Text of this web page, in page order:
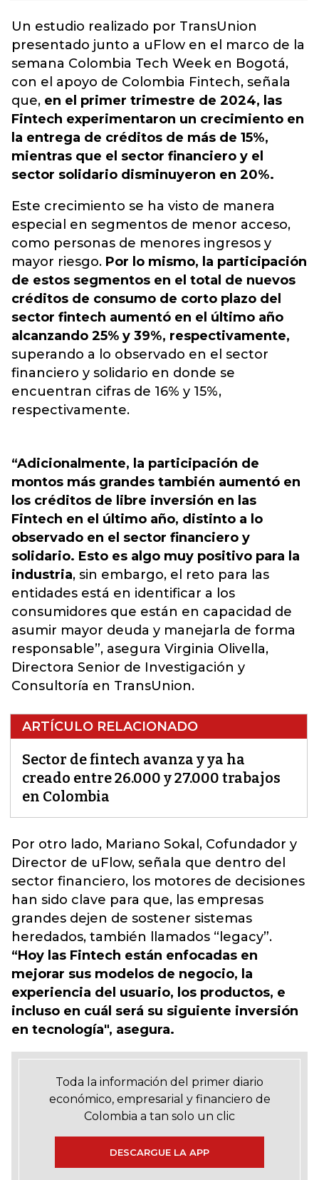
Un estudio realizado por TransUnion
presentado junto a uFlow en el marco de la
semana Colombia Tech Week en Bogotá,
con el apoyo de Colombia Fintech, señala
que, en el primer trimestre de 2024, las
Fintech experimentaron un crecimiento en
la entrega de créditos de más de 15%,
mientras que el sector financiero y el
sector solidario disminuyeron en 20%.
Este crecimiento se ha visto de manera
especial en segmentos de menor acceso,
como personas de menores ingresos y
mayor riesgo. Por lo mismo, la participación
de estos segmentos en el total de nuevos
créditos de consumo de corto plazo del
sector fintech aumentó en el último año
alcanzando 25% y 39%, respectivamente,
superando a lo observado en el sector
financiero y solidario en donde se
encuentran cifras de 16% y 15%,
respectivamente.
“Adicionalmente, la participación de
montos más grandes también aumentó en
los créditos de libre inversión en las
Fintech en el último año, distinto a lo
observado en el sector financiero y
solidario. Esto es algo muy positivo para la
industria, sin embargo, el reto para las
entidades está en identificar a los
consumidores que están en capacidad de
asumir mayor deuda y manejarla de forma
responsable”, asegura Virginia Olivella,
Directora Senior de Investigación y
Consultoría en TransUnion.
ARTÍCULO RELACIONADO
Sector de fintech avanza y ya ha
creado entre 26.000 y 27.000 trabajos
en Colombia
Por otro lado, Mariano Sokal, Cofundador y
Director de uFlow, señala que dentro del
sector financiero, los motores de decisiones
han sido clave para que, las empresas
grandes dejen de sostener sistemas
heredados, también llamados “legacy”.
“Hoy las Fintech están enfocadas en
mejorar sus modelos de negocio, la
experiencia del usuario, los productos, e
incluso en cuál será su siguiente inversión
en tecnología", asegura.
Toda la información del primer diario
económico, empresarial y financiero de
Colombia a tan solo un clic
DESCARGUE LA APP